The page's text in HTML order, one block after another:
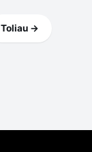
Toliau →